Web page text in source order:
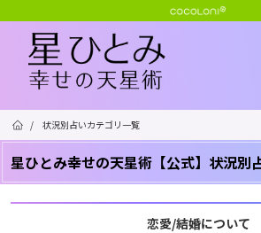
/ 状況別占いカテゴリ一覧
星ひとみ幸せの天星術【公式】状況別
恋愛/結婚について